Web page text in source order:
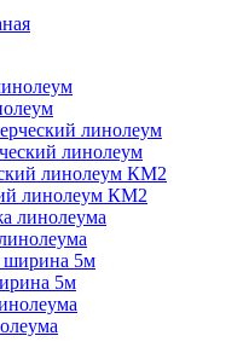
линолеум
линолеум КМ2
5м